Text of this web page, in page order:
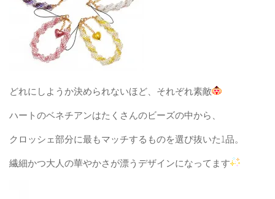
どれにしようか決められないほど、それぞれ素敵
ハートのベネチアンはたくさんのビーズの中から、
クロッシェ部分に最もマッチするものを選び抜いた1品。
繊細かつ大人の華やかさが漂うデザインになってます